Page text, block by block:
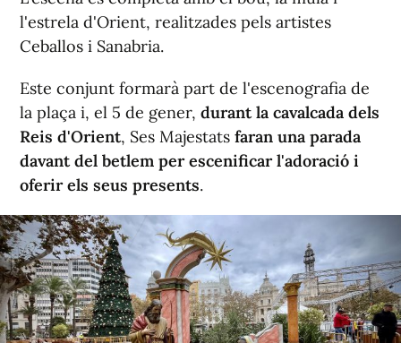
l'estrela d'Orient, realitzades pels artistes
Ceballos i Sanabria.
Este conjunt formarà part de l'escenografia de
la plaça i, el 5 de gener, durant la cavalcada dels
Reis d'Orient, Ses Majestats faran una parada
davant del betlem per escenificar l'adoració i
oferir els seus presents.